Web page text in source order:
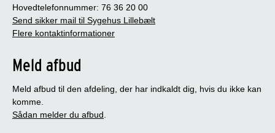
Hovedtelefonnummer: 76 36 20 00
Send sikker mail til Sygehus Lillebælt
Flere kontaktinformationer
Meld afbud
Meld afbud til den afdeling, der har indkaldt dig, hvis du ikke kan
komme.
Sådan melder du afbud